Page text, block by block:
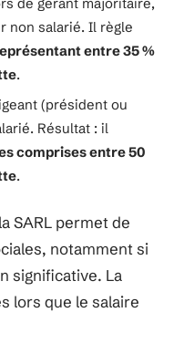
non salarié. Il règle
entre 35 %
.
(président ou
Résultat : il
comprises entre 50
.
SARL permet de
notamment si
significative. La
lors que le salaire